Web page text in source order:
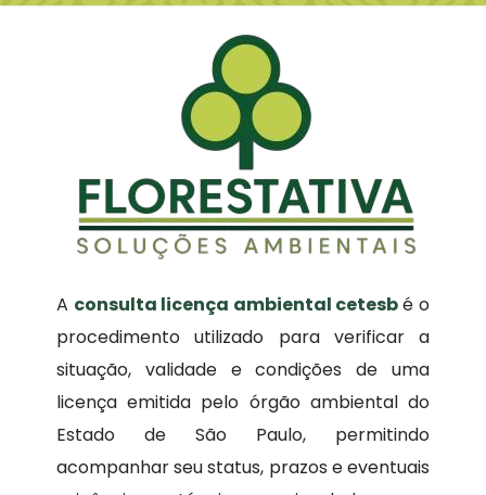
A consulta licença ambiental cetesbé o
procedimento utilizado para verificar a
situação, validade e condições de uma
licença emitida pelo órgão ambiental do
Estado de São Paulo, permitindo
acompanhar seu status, prazos e eventuais